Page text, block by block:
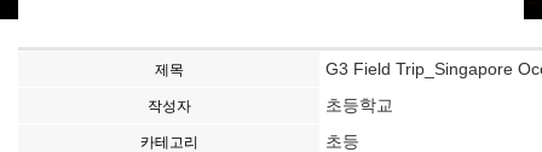
제목 G3 Field Trip_Singapore
작성자 초등학교
카테고리 초등